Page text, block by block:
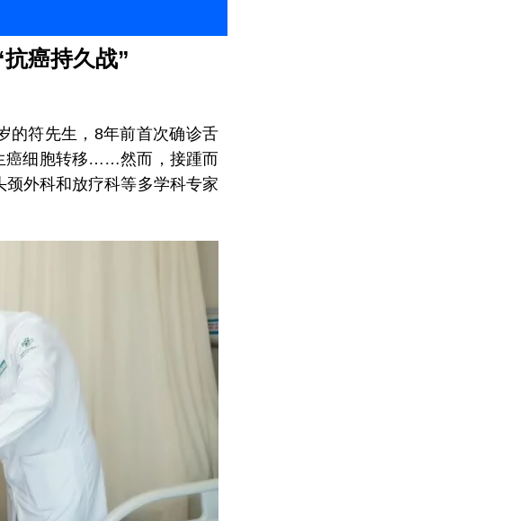
癌持久战”
的符先生，8年前首次确诊舌
癌细胞转移……然而，接踵而
颈外科和放疗科等多学科专家